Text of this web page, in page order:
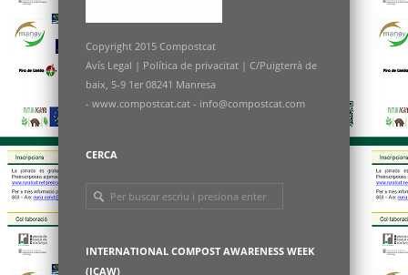
Copyright 2015 Compostcat
Avís Legal | Política de privacitat | C/Puigterrà de
baix, 5-9 1er 08241 Manresa
- www.compostcat.cat - info@compostcat.com
CERCA
INTERNATIONAL COMPOST AWARENESS WEEK
(ICAW)